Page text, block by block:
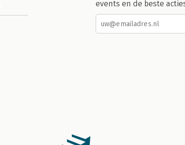
events en de beste